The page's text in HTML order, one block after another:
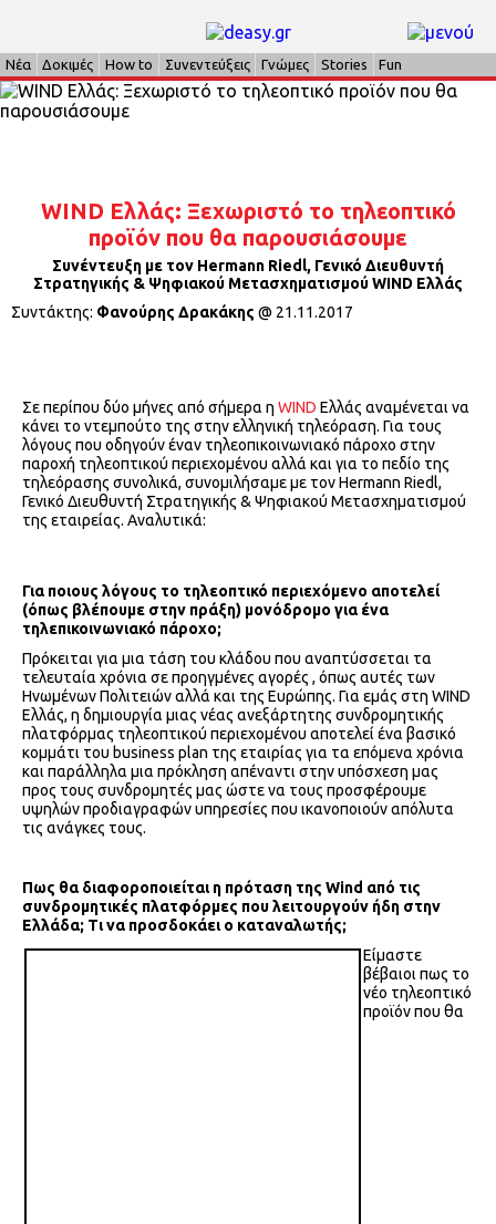
Νέα Δοκιμές How to Συνεντεύξεις Γνώμες Stories Fun
WIND Ελλάς: Ξεχωριστό το τηλεοπτικό
προϊόν που θα παρουσιάσουμε
Συνέντευξη με τον Hermann Riedl, Γενικό Διευθυντή
Στρατηγικής & Ψηφιακού Μετασχηματισμού WIND Ελλάς
Συντάκτης: Φανούρης Δρακάκης @ 21.11.2017
Σε περίπου δύο μήνες από σήμερα η WIND Ελλάς αναμένεται να
κάνει το ντεμπούτο της στην ελληνική τηλεόραση. Για τους
λόγους που οδηγούν έναν τηλεοπικοινωνιακό πάροχο στην
παροχή τηλεοπτικού περιεχομένου αλλά και για το πεδίο της
τηλεόρασης συνολικά, συνομιλήσαμε με τον Hermann Riedl,
Γενικό Διευθυντή Στρατηγικής & Ψηφιακού Μετασχηματισμού
της εταιρείας. Αναλυτικά:
Για ποιους λόγους το τηλεοπτικό περιεχόμενο αποτελεί
(όπως βλέπουμε στην πράξη) μονόδρομο για ένα
τηλεπικοινωνιακό πάροχο;
Πρόκειται για μια τάση του κλάδου που αναπτύσσεται τα
τελευταία χρόνια σε προηγμένες αγορές , όπως αυτές των
Ηνωμένων Πολιτειών αλλά και της Ευρώπης. Για εμάς στη WIND
Ελλάς, η δημιουργία μιας νέας ανεξάρτητης συνδρομητικής
πλατφόρμας τηλεοπτικού περιεχομένου αποτελεί ένα βασικό
κομμάτι του business plan της εταιρίας για τα επόμενα χρόνια
και παράλληλα μια πρόκληση απέναντι στην υπόσχεση μας
προς τους συνδρομητές μας ώστε να τους προσφέρουμε
υψηλών προδιαγραφών υπηρεσίες που ικανοποιούν απόλυτα
τις ανάγκες τους.
Πως θα διαφοροποιείται η πρόταση της Wind από τις
συνδρομητικές πλατφόρμες που λειτουργούν ήδη στην
Ελλάδα; Τι να προσδοκάει ο καταναλωτής;
Είμαστε
βέβαιοι πως το
νέο τηλεοπτικό
προϊόν που θα